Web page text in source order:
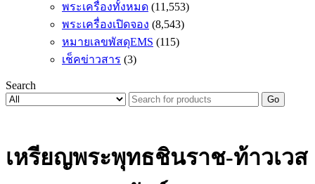
พระเครื่องทั้งหมด (11,553)
พระเครื่องเปิดจอง (8,543)
หมายเลขพัสดุEMS (115)
เช็คข่าวสาร (3)
Search
Go
เหรียญพระพุทธชินราช-ท้าวเวส